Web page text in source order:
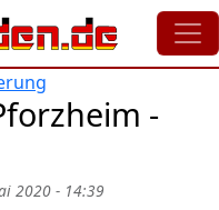
-
2020 - 14:39